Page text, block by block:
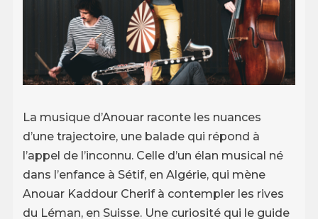
La musique d’Anouar raconte les nuances
d’une trajectoire, une balade qui répond à
l’appel de l’inconnu. Celle d’un élan musical né
dans l’enfance à Sétif, en Algérie, qui mène
Anouar Kaddour Cherif à contempler les rives
du Léman, en Suisse. Une curiosité qui le guide